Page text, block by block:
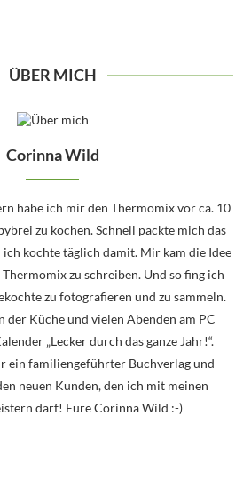
ÜBER MICH
Corinna Wild
habe ich mir den Thermomix vor ca. 10
zu kochen. Schnell packte mich das
ich kochte täglich damit. Mir kam die Idee
zu schreiben. Und so fing ich
zu fotografieren und zu sammeln.
der Küche und vielen Abenden am PC
„Lecker durch das ganze Jahr!“.
ein familiengeführter Buchverlag und
neuen Kunden, den ich mit meinen
darf! Eure Corinna Wild :-)